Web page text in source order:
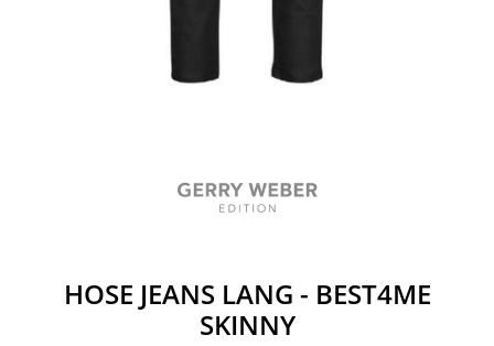
HOSE JEANS LANG - BEST4ME
SKINNY